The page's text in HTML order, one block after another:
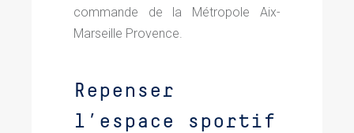
commande de la Métropole Aix-
Marseille Provence.
Repenser
l’espace sportif